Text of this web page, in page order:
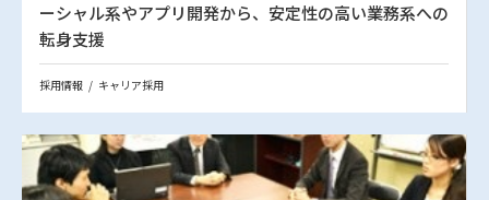
ーシャル系やアプリ開発から、安定性の高い業務系への
転身支援
採用情報 キャリア採用